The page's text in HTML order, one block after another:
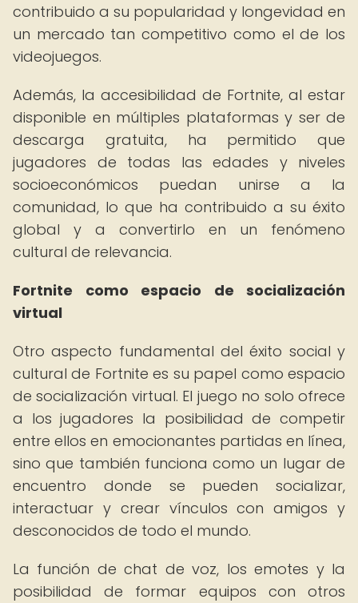
contribuido a su popularidad y longevidad en
un mercado tan competitivo como el de los
videojuegos.
Además, la accesibilidad de Fortnite, al estar
disponible en múltiples plataformas y ser de
descarga gratuita, ha permitido que
jugadores de todas las edades y niveles
socioeconómicos puedan unirse a la
comunidad, lo que ha contribuido a su éxito
global y a convertirlo en un fenómeno
cultural de relevancia.
Fortnite como espacio de socialización
virtual
Otro aspecto fundamental del éxito social y
cultural de Fortnite es su papel como espacio
de socialización virtual. El juego no solo ofrece
a los jugadores la posibilidad de competir
entre ellos en emocionantes partidas en línea,
sino que también funciona como un lugar de
encuentro donde se pueden socializar,
interactuar y crear vínculos con amigos y
desconocidos de todo el mundo.
La función de chat de voz, los emotes y la
posibilidad de formar equipos con otros